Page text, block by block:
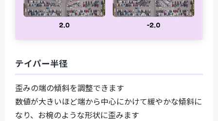
テイパー半径
歪みの端の傾斜を調整できます
数値が大きいほど端から中心にかけて緩やかな傾斜に
なり、お椀のような形状に歪みます